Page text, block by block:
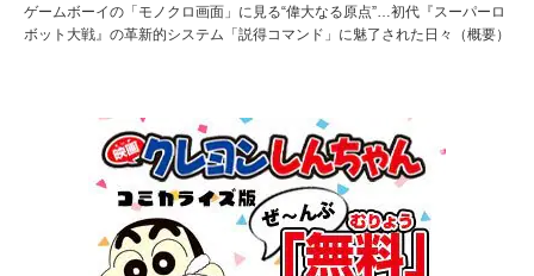
ゲームボーイの「モノクロ画面」に見る“偉大なる原点”…初代『スーパーロ
ボット大戦』の革新的システム「説得コマンド」に魅了された日々（概要）